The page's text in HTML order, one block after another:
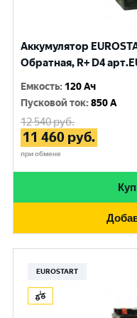
Аккумулятор
Обратная, R+ D4
Емкость: 120 Ач
Пусковой ток:850 A
12 540руб.
11 460 руб.
при обмене
EUROSTART